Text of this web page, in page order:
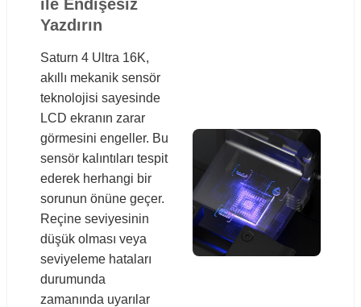
ile Endişesiz
Yazdırın
Saturn 4 Ultra 16K,
akıllı mekanik sensör
teknolojisi sayesinde
LCD ekranın zarar
görmesini engeller. Bu
sensör kalıntıları tespit
ederek herhangi bir
sorunun önüne geçer.
Reçine seviyesinin
düşük olması veya
seviyeleme hataları
durumunda
zamanında uyarılar